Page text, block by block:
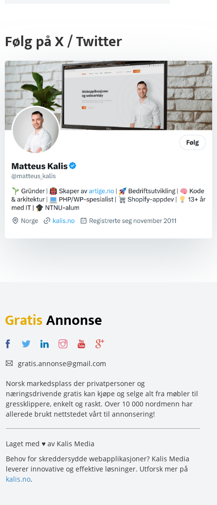
Følg på X / Twitter
GratisAnnonse
gratis.annonse@gmail.com
Norsk markedsplass der privatpersoner og
næringsdrivende gratis kan kjøpe og selge alt fra møbler til
gressklippere, enkelt og raskt. Over 10 000 nordmenn har
allerede brukt nettstedet vårt til annonsering!
Laget med ♥ av Kalis Media
Behov for skreddersydde webapplikasjoner? Kalis Media
leverer innovative og effektive løsninger. Utforsk mer på
kalis.no.